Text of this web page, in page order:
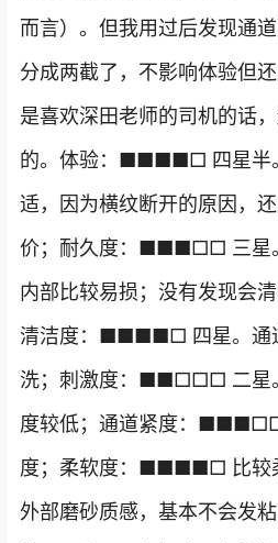
而言）。但我用过后发现通
分成两截了，不影响体验但
是喜欢深田老师的司机的话
的。体验：■■■■□ 四星半
适，因为横纹断开的原因，
价；耐久度：■■■□□ 三星
内部比较易损；没有发现会
清洁度：■■■■□ 四星。通
洗；刺激度：■■□□□ 二星
度较低；通道紧度：
度；柔软度：■■■■□ 比较
外部磨砂质感，基本不会发